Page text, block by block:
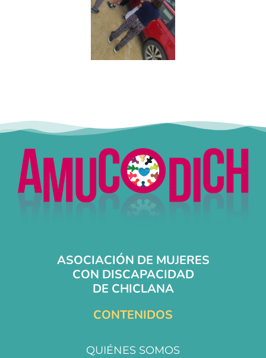
ASOCIACIÓN DE MUJERES
CON DISCAPACIDAD
DE CHICLANA
CONTENIDOS
QUIÉNES SOMOS